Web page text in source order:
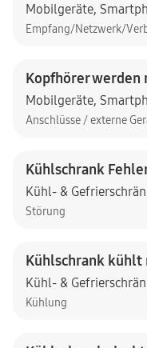
Mobilgeräte,
Empfang/Netzwerk/
Kopfhörer werden
Mobilgeräte,
Anschlüsse / externe
Kühlschrank
Kühl- &
Störung
Kühlschrank kühlt
Kühl- &
Kühlung